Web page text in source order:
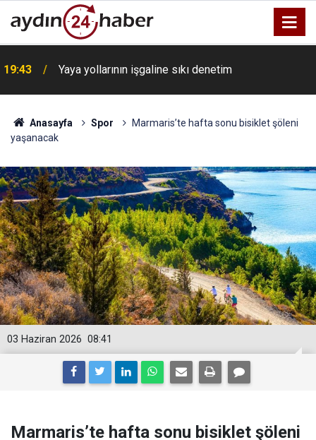
19:43 Yaya yollarının işgaline sıkı denetim
Anasayfa Spor
Marmaris’te hafta sonu bisiklet şöleni
yaşanacak
08:41
03 Haziran 2026
Marmaris’te hafta sonu bisiklet şöleni